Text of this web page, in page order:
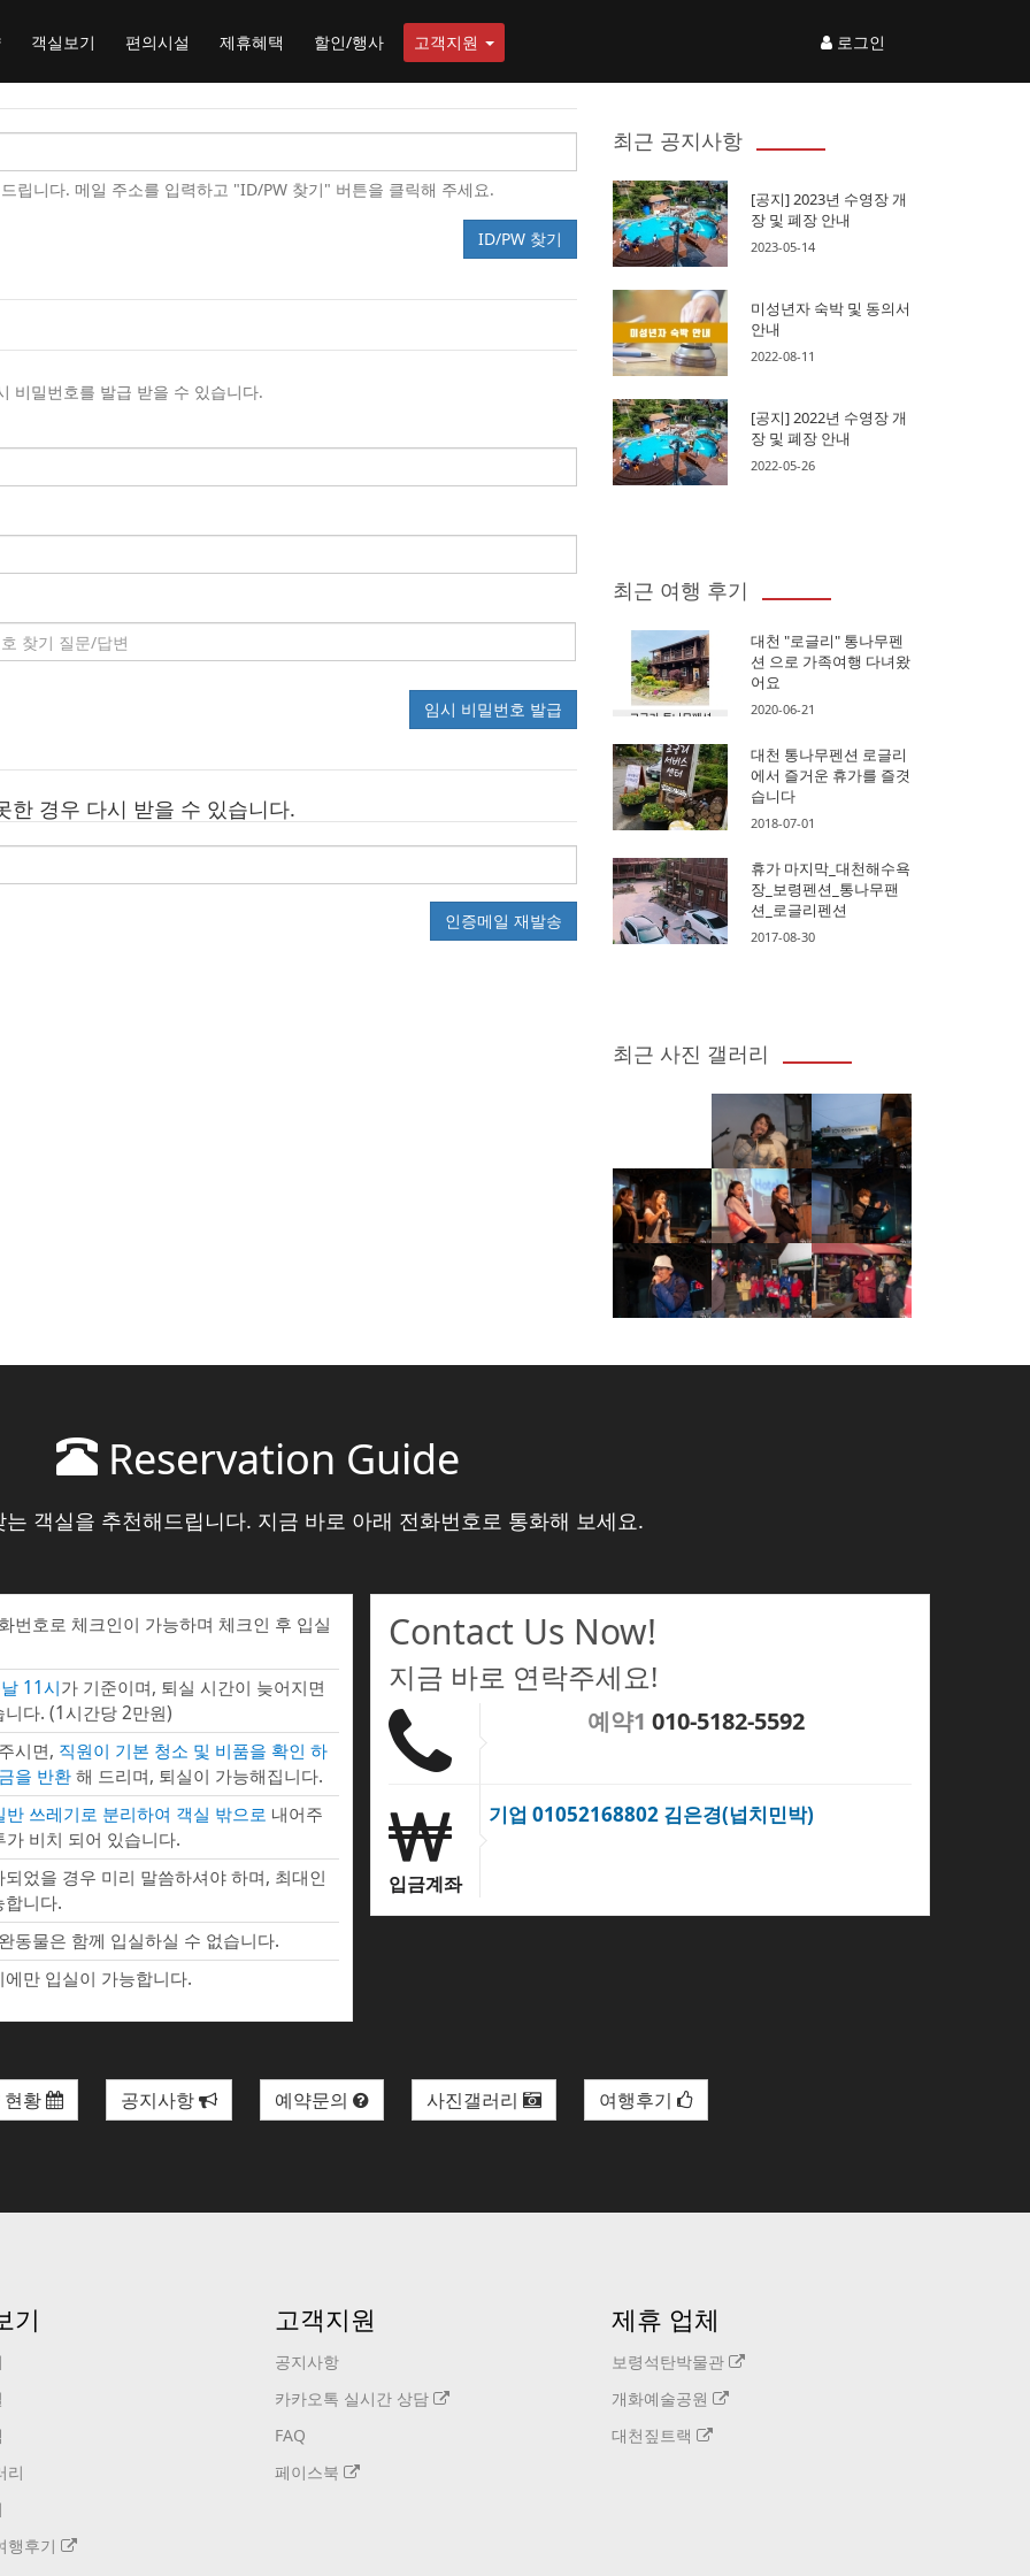
객실보기 편의시설 제휴혜택 할인/행사 고객지원 로그인
립니다. 메일 주소를 입력하고 "ID/PW 찾기" 버튼을 클릭해 주세요.
ID/PW 찾기
비밀번호를 발급 받을 수 있습니다.
임시 비밀번호 발급
한 경우 다시 받을 수 있습니다.
인증메일 재발송
최근 공지사항
[공지] 2023년 수영장 개
장 및 폐장 안내
2023-05-14
미성년자 숙박 및 동의서
안내
2022-08-11
[공지] 2022년 수영장 개
장 및 폐장 안내
2022-05-26
최근 여행 후기
대천 "로글리" 통나무펜
션 으로 가족여행 다녀왔
어요
2020-06-21
대천 통나무펜션 로글리
에서 즐거운 휴가를 즐겻
습니다
2018-07-01
휴가 마지막_대천해수욕
장_보령펜션_통나무팬
션_로글리펜션
2017-08-30
최근 사진 갤러리
Reservation Guide
객실을 추천해드립니다. 지금 바로 아래 전화번호로 통화해 보세요.
번호로 체크인이 가능하며 체크인 후 입실
11시가 기준이며, 퇴실 시간이 늦어지면
다. (1시간당 2만원)
시면, 직원이 기본 청소 및 비품을 확인 하
을 반환해 드리며, 퇴실이 가능해집니다.
쓰레기로 분리하여 객실 밖으로 내어주
비치 되어 있습니다.
었을 경우 미리 말씀하셔야 하며, 최대인
니다.
동물은 함께 입실하실 수 없습니다.
만 입실이 가능합니다.
Contact Us Now!
지금 바로 연락주세요!
예약1 010-5182-5592
입금계좌
기업 01052168802 김은경(넙치민박)
현황 공지사항 예약문의 사진갤러리 여행후기
기
리
행후기
고객지원
공지사항
카카오톡 실시간 상담
FAQ
페이스북
제휴 업체
보령석탄박물관
개화예술공원
대천짚트랙